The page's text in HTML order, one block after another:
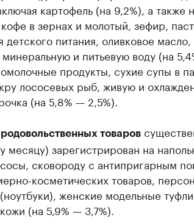
картофель (на 9,2%), а также
в зернах и молотый, зефир,
детского питания, оливковое
и питьевую воду (на
продукты, сухие супы в
лососевых рыб, живую и
(на 5,8% — 2,5%).
товаров
зарегистрирован на
сковороду с антипригарным
косметических товаров,
женские модельные
(на 5,9% — 3,7%).